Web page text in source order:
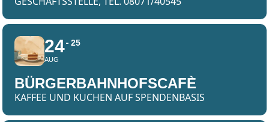
24
AUG
25
BÜRGERBAHNHOFSCAFÈ
KAFFEE UND KUCHEN AUF SPENDENBASIS